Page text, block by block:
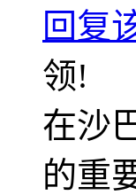
回复
领!
在沙
的重